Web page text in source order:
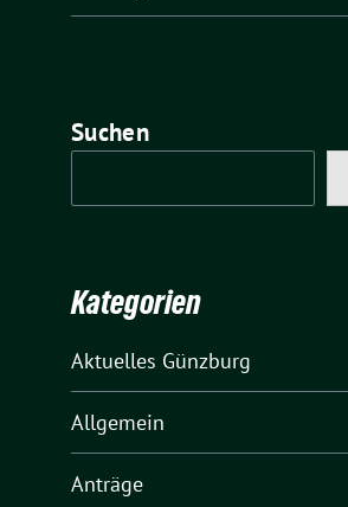
Suchen
Kategorien
Aktuelles Günzburg
Allgemein
Anträge